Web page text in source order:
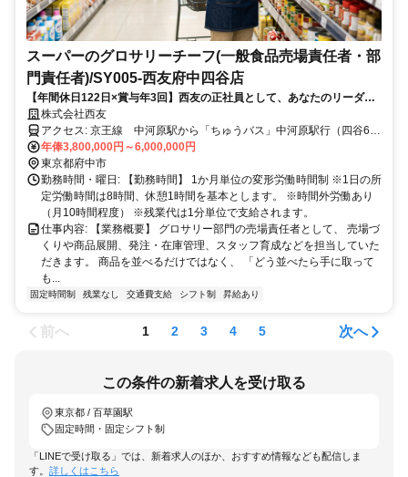
スーパーのグロサリーチーフ(一般食品売場責任者・部
門責任者)/SY005-西友府中四谷店
【年間休日122日×賞与年3回】西友の正社員として、あなたのリーダー
経験を活かしませんか？
株式会社西友
アクセス: 京王線 中河原駅から「ちゅうバス」中河原駅行（四谷6丁
目ルート）バスにて約13分 三屋通り中バス停下車すぐ
年俸3,800,000円～6,000,000円
東京都府中市
勤務時間・曜日: 【勤務時間】 1か月単位の変形労働時間制 ※1日の所
定労働時間は8時間、休憩1時間を基本とします。 ※時間外労働あり
（月10時間程度） ※残業代は1分単位で支給されます。
仕事内容: 【業務概要】 グロサリー部門の売場責任者として、 売場づ
くりや商品展開、発注・在庫管理、スタッフ育成などを担当していた
だきます。 商品を並べるだけではなく、 「どう並べたら手に取って
も...
固定時間制 残業なし 交通費支給 シフト制 昇給あり
前へ 1 2 3 4 5 次へ
この条件の新着求人を受け取る
東京都 / 百草園駅
固定時間・固定シフト制
「LINEで受け取る」では、新着求人のほか、おすすめ情報なども配信しま
す。 詳しくはこちら